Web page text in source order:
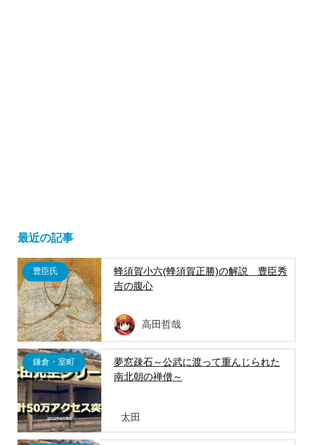
最近の記事
豊臣氏
蜂須賀小六(蜂須賀正勝)の解説 豊臣秀
吉の腹心
高田哲哉
鎌倉・室町
夢窓疎石～公武に渡って重んじられた
南北朝の禅僧～
太田